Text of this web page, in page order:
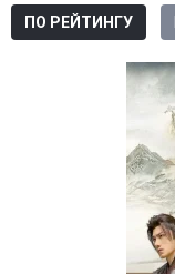
ПО РЕЙТИНГУ